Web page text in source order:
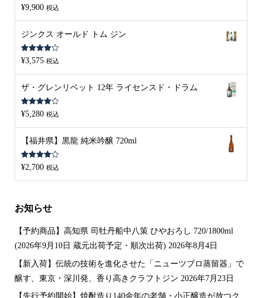
5段階中
4.00の評
¥9,900 税込
ジンクス オールド トム ジン
5段階中
4.00の評
¥3,575 税込
ザ・グレンリベット 12年 ライセンスド・ドラム
5段階中
4.00の評
¥5,280 税込
【福井県】黒龍 純米吟醸 720ml
5段階中
4.00の評
¥2,700 税込
お知らせ
【予約商品】高知県 司牡丹船中八策 ひやおろし 720/1800ml
(2026年9月10日 蔵元出荷予定・順次出荷) 2026年8月4日
【新入荷】伝統の技術を進化させた「ニューツブロ蒸留器」で
醸す、東京・深川発、香り高きクラフトジン 2026年7月23日
【先行予約開始】焼酎造り140余年の老舗・小正醸造が放つク